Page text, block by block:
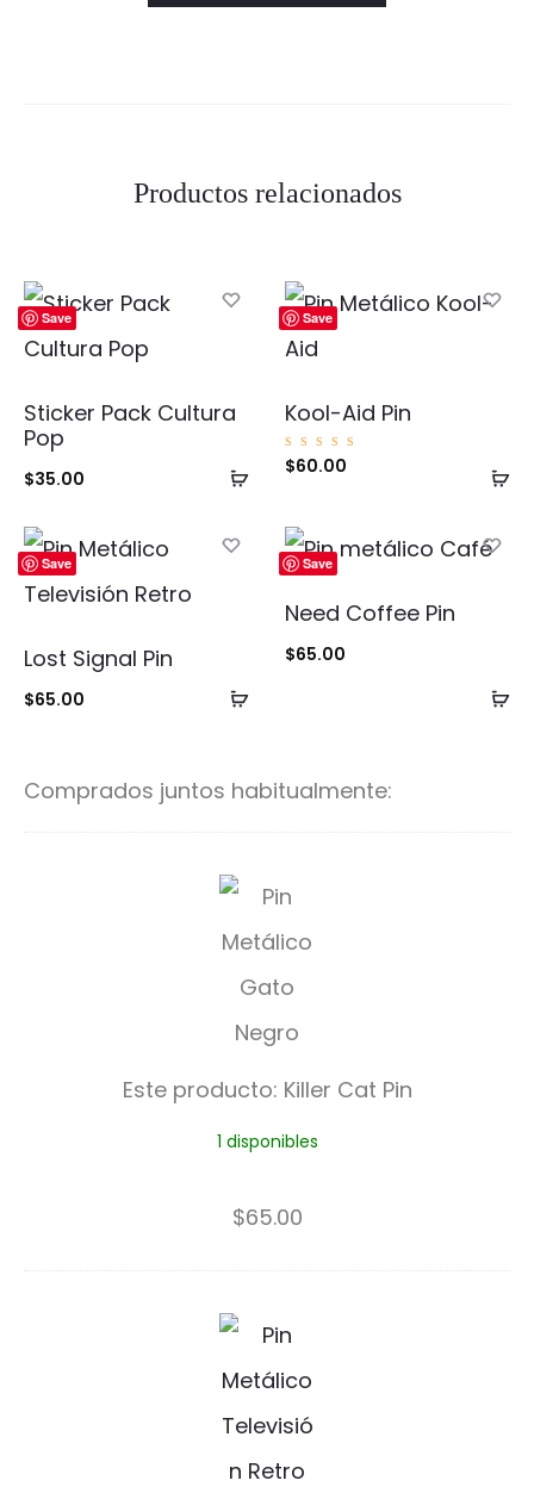
Productos relacionados
Save
Añadir
carrito
Sticker Pack Cultura
Pop
$35.00
Save
Kool-Aid Pin
Valorad
o con
$60.00
Save
Añadir
Lost Signal Pin
$65.00
Save
Need Coffee Pin
$65.00
Comprados juntos habitualmente:
K
i
l
l
C
a
i
n
Este producto: Killer Cat Pin
1 disponibles
$65.00
L
o
s
t